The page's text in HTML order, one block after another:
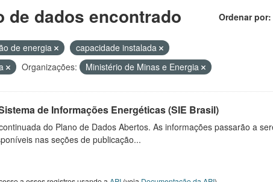
Ordenar por
de dados encontrado
de energia
capacidade instalada
Organizações: Ministério de Minas e Energia
de Informações Energéticas (SIE Brasil)
do Plano de Dados Abertos. As informações passarão a
nas seções de publicação...